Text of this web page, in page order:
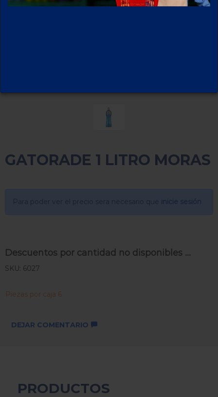
GATORADE 1 LITRO MORAS
Para poder ver el precio sera necesario que
Descuentos por cantidad no disponibles ...
SKU: 6027
Piezas por caja 6
DEJAR COMENTARIO
PRODUCTOS